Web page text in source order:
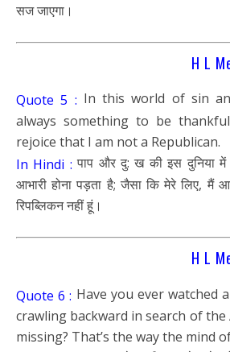
सज जाएगा।
H L
Quote 5 : In this world of sin
always something to be
rejoice that I am not a Republican.
In Hindi : पाप और दु: ख की इस दुनिया
आभारी होना पड़ता है; ⁮जैसा कि मेरे लिए, मैं
रिपब्लिकन नहीं हूं।
H L
Quote 6 : Have you ever watched
crawling backward in search of the
missing? That’s the way the mind